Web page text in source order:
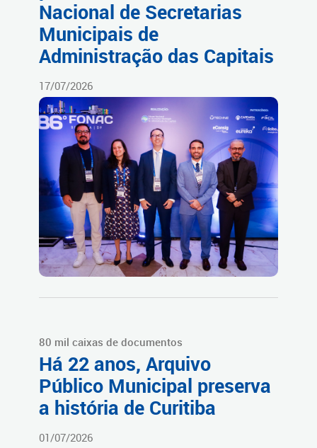
Nacional de Secretarias
Municipais de
Administração das Capitais
17/07/2026
80 mil caixas de documentos
Há 22 anos, Arquivo
Público Municipal preserva
a história de Curitiba
01/07/2026